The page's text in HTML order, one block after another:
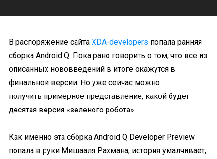
В распоряжение сайта XDA-developers попала ранняя
сборка Android Q. Пока рано говорить о том, что все из
описанных нововведений в итоге окажутся в
финальной версии. Но уже сейчас можно
получить примерное представление, какой будет
десятая версия «зелёного робота».
Как именно эта сборка Android Q Developer Preview
попала в руки Мишааля Рахмана, история умалчивает,